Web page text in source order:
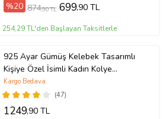
%20 874,90 TL 699,90 TL
254,29 TL'den Başlayan Taksitlerle
925 Ayar Gümüş Kelebek Tasarımlı
Kişiye Özel İsimli Kadın Kolye
Anneye Hediye,Sevgiliye
Hediye,Arkadaşa Hediye,Doğum
Günü Hediyesi,Eşe Hediye
(47)
Kargo Bedava
1249,90 TL